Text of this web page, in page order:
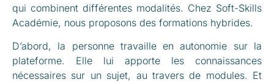
qui combinent différentes modalités. Chez Soft-Skills
Académie, nous proposons des formations hybrides.
D’abord, la personne travaille en autonomie sur la
plateforme. Elle lui apporte les connaissances
nécessaires sur un sujet, au travers de modules. Et